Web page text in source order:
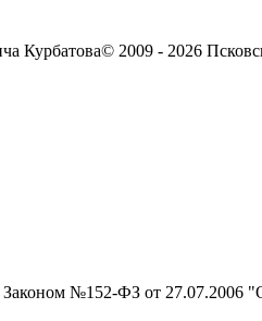
Курбатова© 2009 - 2026
Законом №152-ФЗ от 27.07.2006